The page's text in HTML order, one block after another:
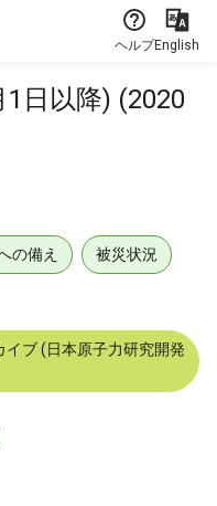
ヘルプEnglish
日以降) (2020
の備え 被災状況
ブ (日本原子力研究開発